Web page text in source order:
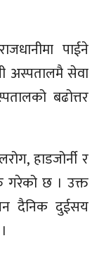
पाईने
अस्पतालमै सेवा
बढोत्तर
हाडजोर्नी र
गरेको छ । उक्त
दैनिक दुईसय